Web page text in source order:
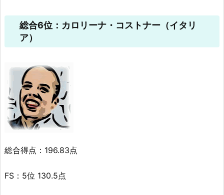
総合6位：カロリーナ・コストナー（イタリ
ア）
総合得点：196.83点
FS：5位 130.5点